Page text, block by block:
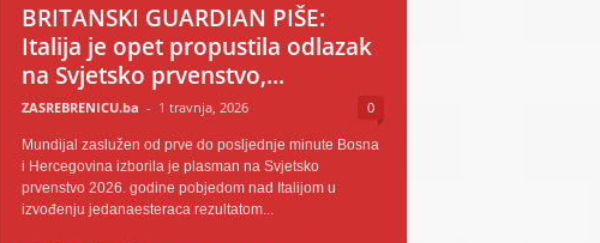
BRITANSKI GUARDIAN PIŠE:
Italija je opet propustila odlazak
na Svjetsko prvenstvo,...
ZASREBRENICU.ba - 1 travnja, 2026 0
Mundijal zaslužen od prve do posljednje minute Bosna
i Hercegovina izborila je plasman na Svjetsko
prvenstvo 2026. godine pobjedom nad Italijom u
izvođenju jedanaesteraca rezultatom...